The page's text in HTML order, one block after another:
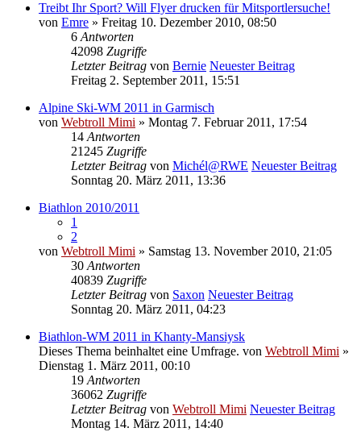
Treibt Ihr Sport? Will Flyer drucken für Mitsportlersuche!
von Emre » Freitag 10. Dezember 2010, 08:50
6 Antworten
42098 Zugriffe
Letzter Beitrag von Bernie Neuester Beitrag
Freitag 2. September 2011, 15:51
Alpine Ski-WM 2011 in Garmisch
von Webtroll Mimi » Montag 7. Februar 2011, 17:54
14 Antworten
21245 Zugriffe
Letzter Beitrag von Michél@RWE Neuester Beitrag
Sonntag 20. März 2011, 13:36
Biathlon 2010/2011
1
2
von Webtroll Mimi » Samstag 13. November 2010, 21:05
30 Antworten
40839 Zugriffe
Letzter Beitrag von Saxon Neuester Beitrag
Sonntag 20. März 2011, 04:23
Biathlon-WM 2011 in Khanty-Mansiysk
Dieses Thema beinhaltet eine Umfrage. von Webtroll Mimi »
Dienstag 1. März 2011, 00:10
19 Antworten
36062 Zugriffe
Letzter Beitrag von Webtroll Mimi Neuester Beitrag
Montag 14. März 2011, 14:40